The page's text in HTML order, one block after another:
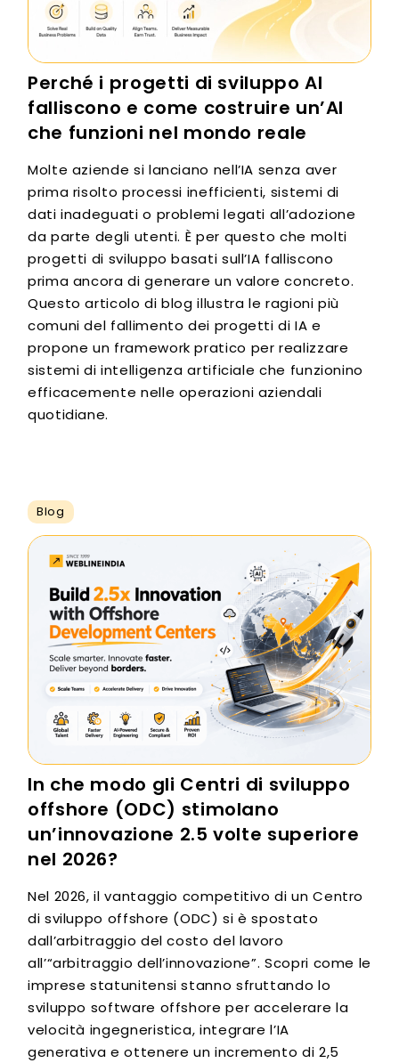
Perché i progetti di sviluppo AI
falliscono e come costruire un’AI
che funzioni nel mondo reale
Molte aziende si lanciano nell’IA senza aver
prima risolto processi inefficienti, sistemi di
dati inadeguati o problemi legati all’adozione
da parte degli utenti. È per questo che molti
progetti di sviluppo basati sull’IA falliscono
prima ancora di generare un valore concreto.
Questo articolo di blog illustra le ragioni più
comuni del fallimento dei progetti di IA e
propone un framework pratico per realizzare
sistemi di intelligenza artificiale che funzionino
efficacemente nelle operazioni aziendali
quotidiane.
Blog
In che modo gli Centri di sviluppo
offshore (ODC) stimolano
un’innovazione 2.5 volte superiore
nel 2026?
Nel 2026, il vantaggio competitivo di un Centro
di sviluppo offshore (ODC) si è spostato
dall’arbitraggio del costo del lavoro
all’“arbitraggio dell’innovazione”. Scopri come le
imprese statunitensi stanno sfruttando lo
sviluppo software offshore per accelerare la
velocità ingegneristica, integrare l’IA
generativa e ottenere un incremento di 2,5